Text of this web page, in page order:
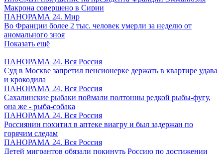
Макрона совершено в Сирии
ПАНОРАМА 24. Мир
Во Франции более 2 тыс. человек умерли за неделю от
аномального зноя
Показать ещё
ПАНОРАМА 24. Вся Россия
Суд в Москве запретил пенсионерке держать в квартире удава
и крокодила
ПАНОРАМА 24. Вся Россия
Сахалинские рыбаки поймали полтонны редкой рыбы-фугу,
она же - рыба-собака
ПАНОРАМА 24. Вся Россия
Россиянин похитил в аптеке виагру и был задержан по
горячим следам
ПАНОРАМА 24. Вся Россия
Детей мигрантов обязали покинуть Россию по достижении